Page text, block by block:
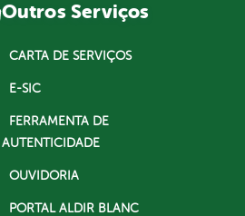
Outros Serviços
CARTA DE SERVIÇOS
E-SIC
FERRAMENTA DE
AUTENTICIDADE
OUVIDORIA
PORTAL ALDIR BLANC